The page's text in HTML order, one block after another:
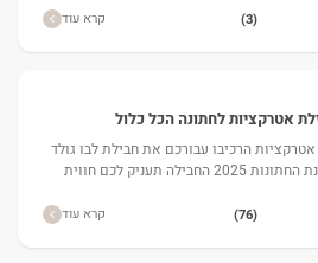
(3) קרא עוד
אטרקציות לחתונה הכל כלול
אטרקציות הרכיבו עבורכם את חבילת לבו גולד
לעונת החתונות 2025 החבילה תעניק לכם חווית
ידאגו להפיק לכם
(76) קרא עוד